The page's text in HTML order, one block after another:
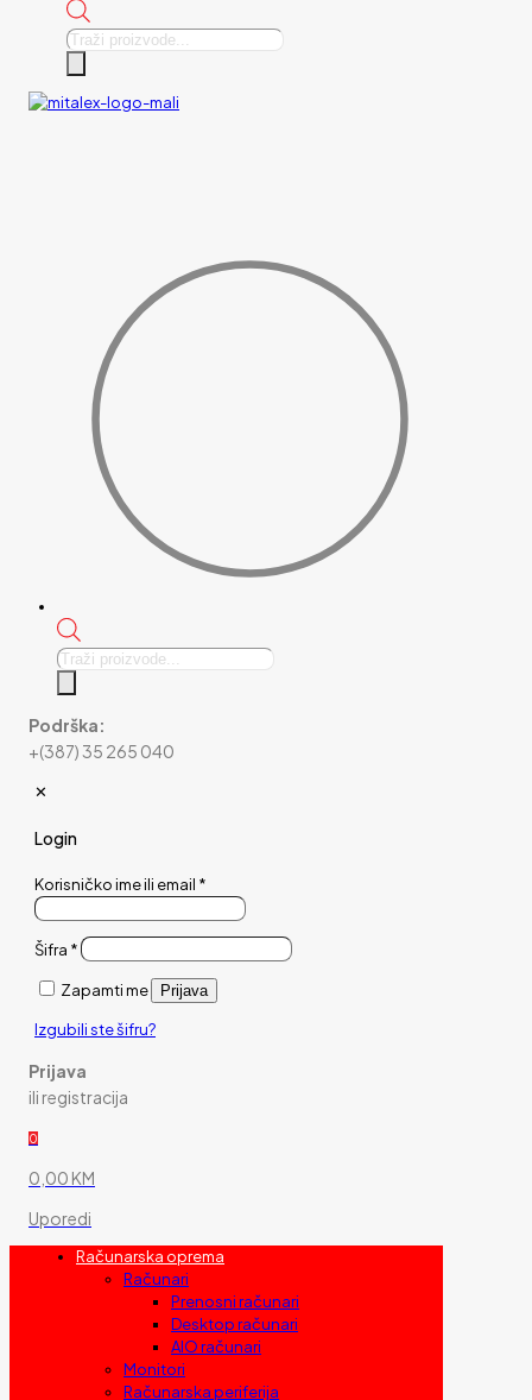
Products
Products
Podrška:
+(387) 35 265 040
✕
Login
Korisničko ime ili email *
Šifra *
Zapamti me Prijava
Izgubili ste šifru?
Prijava
ili registracija
0
0,00 KM
Uporedi
Računarska oprema
Računari
Prenosni računari
Desktop računari
AIO računari
Monitori
Računarska periferija